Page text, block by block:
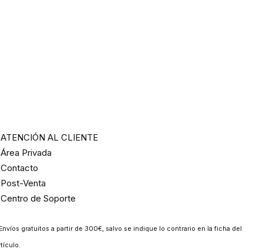
ATENCIÓN AL CLIENTE
Área Privada
Contacto
Post-Venta
Centro de Soporte
gratuitos a partir de 300€, salvo se indique lo contrario en la ficha del